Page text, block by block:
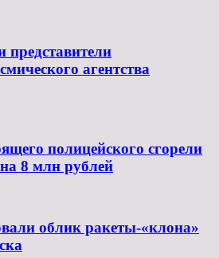
агентства
полицейского сгорели
8 млн рублей
облик ракеты-«клона»